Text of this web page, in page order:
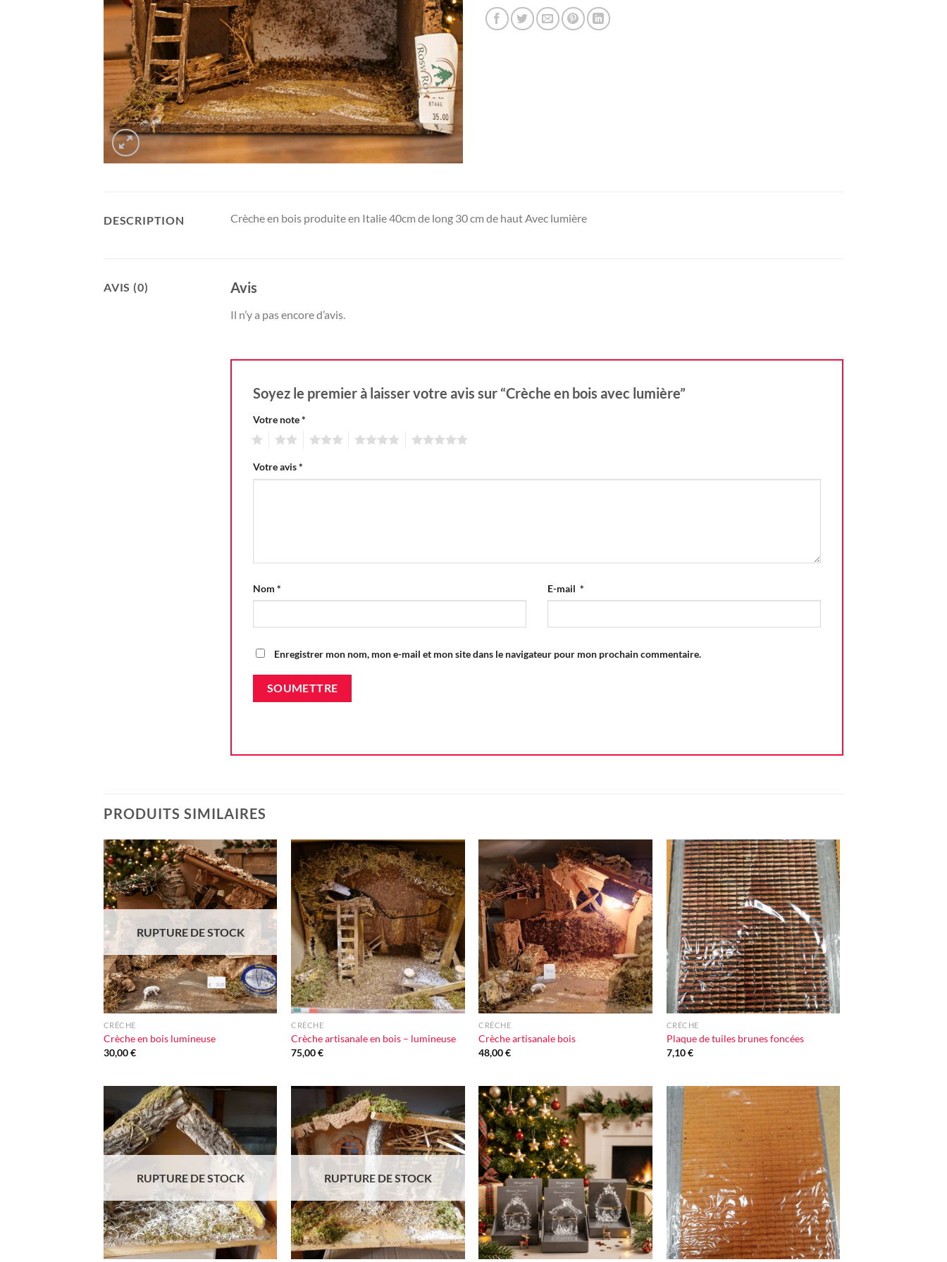
DESCRIPTION Crèche en bois produite en Italie 40cm de long 30 cm de haut Avec lumière
AVIS (0) Avis
Il n’y a pas encore d’avis.
Soyez le premier à laisser votre avis sur “Crèche en bois avec lumière”
Votre note*
Votre avis*
Nom * E-mail *
Enregistrer mon nom, mon e-mail et mon site dans le navigateur pour mon prochain commentaire.
PRODUITS SIMILAIRES
Ajouter
à la liste
d'envie
+
RUPTURE DE STOCK
CRÈCHE
Crèche en bois lumineuse
30,00€
Ajouter
à la liste
d'envie
+
CRÈCHE
Crèche artisanale en bois – lumineuse
75,00€
Ajouter
à la liste
d'envie
+
CRÈCHE
Crèche artisanale bois
48,00€
Ajouter
à la liste
d'envie
+
CRÈCHE
Plaque de tuiles brunes foncées
7,10€
d'envie
+
RUPTURE DE STOCK
Ajouter
à la liste
d'envie
+
RUPTURE DE STOCK
Ajouter
à la liste
d'envie
+
Ajouter
à la liste
d'envie
+